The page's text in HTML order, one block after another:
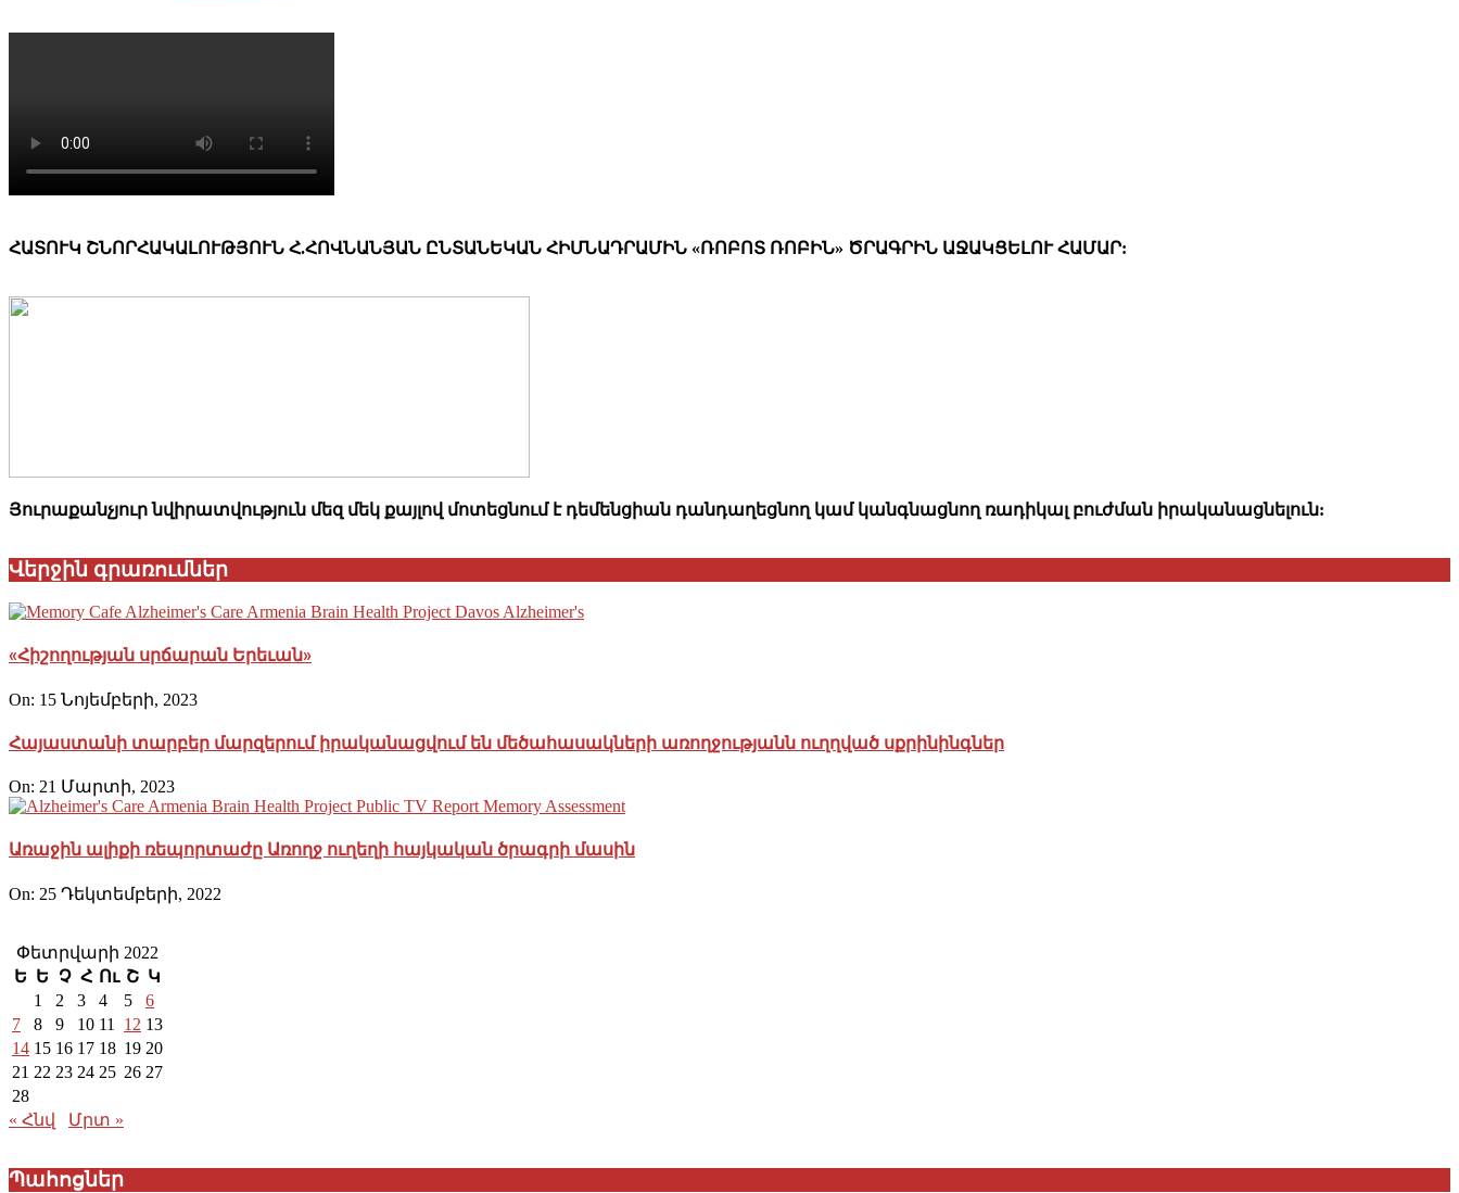
ՀԱՏՈՒԿ ՇՆՈՐՀԱԿԱԼՈՒԹՅՈՒՆ Հ.ՀՈՎՆԱՆՅԱՆ ԸՆՏԱՆԵԿԱՆ ՀԻՄՆԱԴՐԱՄԻՆ «ՌՈԲՈՏ ՌՈԲԻՆ» ԾՐԱԳՐԻՆ ԱՋԱԿՑԵԼՈՒ ՀԱՄԱՐ:
Յուրաքանչյուր նվիրատվություն մեզ մեկ քայլով մոտեցնում է դեմենցիան դանդաղեցնող կամ կանգնացնող ռադիկալ բուժման իրականացնելուն:
Վերջին գրառումներ
«Հիշողության սրճարան Երեւան»
On: 15 Նոյեմբերի, 2023
Հայաստանի տարբեր մարզերում իրականացվում են մեծահասակների առողջությանն ուղղված սքրինինգներ
On: 21 Մարտի, 2023
Առաջին ալիքի ռեպորտաժը Առողջ ուղեղի հայկական ծրագրի մասին
On: 25 Դեկտեմբերի, 2022
Փետրվարի 2022
Ե Ե Չ Հ Ու Շ Կ
1
2 3 4 5
6
7
8 9 10 11 12 13
14 15 16 17 18 19 20
21 22 23 24 25 26 27
28
« Հնվ
Մրտ »
Պահոցներ